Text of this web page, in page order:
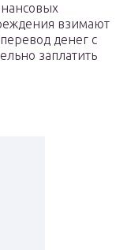
взимают
денег с
заплатить